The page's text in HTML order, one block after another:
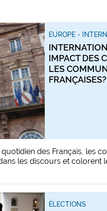
EUROPE -
IMPACT DES
LES
FRANÇAISES?
des Français, les
les discours et colorent
ÉLECTIONS